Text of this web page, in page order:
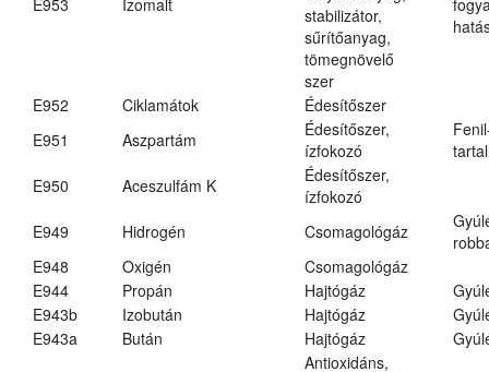
stabilizátor,
sűrítőanyag,
tömegnövelő
szer
E952 Ciklamátok
Édesítőszer
E951
Aszpartám
Édesítőszer,
ízfokozó
E950
Aceszulfám K
Édesítőszer,
ízfokozó
E949
Hidrogén Csomagológáz
E948
Oxigén
Csomagológáz
E944
Propán Hajtógáz
E943b
Izobután Hajtógáz
E943a
Bután Hajtógáz
Antioxidáns,